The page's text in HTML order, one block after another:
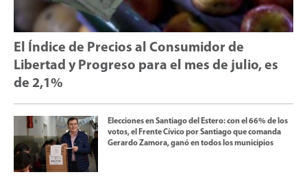
El Índice de Precios al Consumidor de
Libertad y Progreso para el mes de julio, es
de 2,1%
Elecciones en Santiago del Estero: con el 66% de los
votos, el Frente Cívico por Santiago que comanda
Gerardo Zamora, ganó en todos los municipios